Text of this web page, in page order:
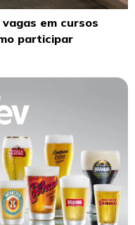
em cursos
participar